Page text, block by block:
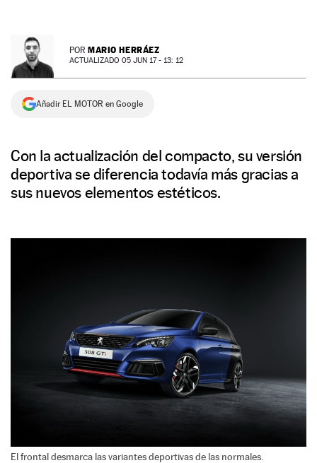
PREMIOS
SERVICIOS
POR MARIO HERRÁEZ
ACTUALIZADO 05 JUN 17 - 13: 12
Añadir EL MOTOR en Google
Con la actualización del compacto, su versión
deportiva se diferencia todavía más gracias a
sus nuevos elementos estéticos.
El frontal desmarca las variantes deportivas de las normales.